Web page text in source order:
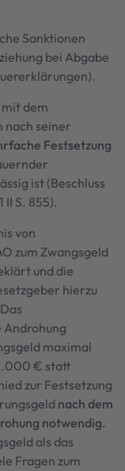
Sanktionen
bei Abgabe
mit dem
nach seiner
Festsetzung
ist (Beschluss
II S. 855).
von
zum Zwangsgeld
und die
hierzu
Androhung
maximal
€ statt
zur Festsetzung
nach dem
notwendig.
als das
Fragen zum